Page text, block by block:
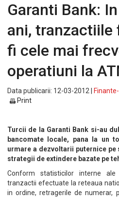
Garanti Bank:
ani, tranzactiile
fi cele mai
operatiuni la
Data publicarii: 12-03-2012 |
Print
Turcii de la Garanti Bank si-au
bancomate locale, pana la un
urmare a dezvoltarii puternice
strategii de extindere bazate pe
Conform statisticilor interne
tranzactii efectuate la reteaua
in ordine, retragerile de numerar,